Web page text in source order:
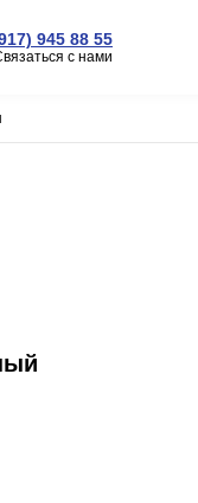
945 88 55
с нами